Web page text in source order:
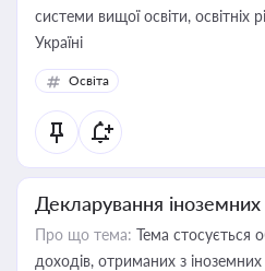
системи вищої освіти, освітніх
Україні
Освіта
Декларування іноземних
Про що тема: Тема стосується
доходів, отриманих з